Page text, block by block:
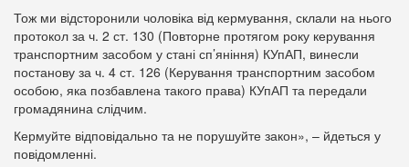
Тож ми відсторонили чоловіка від кермування, склали на нього
протокол за ч. 2 ст. 130 (Повторне протягом року керування
транспортним засобом у стані сп’яніння) КУпАП, винесли
постанову за ч. 4 ст. 126 (Керування транспортним засобом
особою, яка позбавлена такого права) КУпАП та передали
громадянина слідчим.
Кермуйте відповідально та не порушуйте закон», – йдеться у
повідомленні.